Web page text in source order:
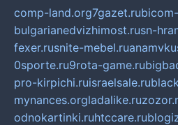
comp-land.org7gazet.ru
bulgarianedvizhimost.rusn-
fexer.rusnite-mebel.ru
0sporte.ru9rota-game.ru
pro-kirpichi.ruisraelsale.ru
mynances.orgladalike.ru
odnokartinki.ruhtccare.ru